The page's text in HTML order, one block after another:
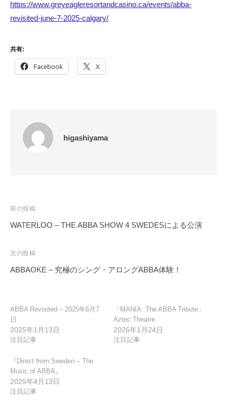
https://www.greyeagleresortandcasino.ca/events/abba-
revisited-june-7-2025-calgary/
共有:
Facebook X
higashiyama
投
稿
ビ
ゲ
ョ
ン
前の投稿
WATERLOO – THE ABBA SHOW 4 SWEDESによる公演
次の投稿
ABBAOKE – 究極のシング・アロングABBA体験！
ABBA Revisited – 2025年6月7
日
2025年1月13日
注目記事
「MANIA: The ABBA Tribute」
Aztec Theatre
2026年1月24日
注目記事
『Direct from Sweden – The
Music of ABBA』
2025年4月13日
注目記事